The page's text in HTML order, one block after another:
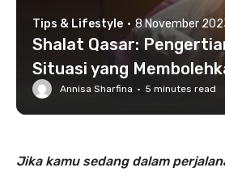
Tips & Lifestyle · 8 November
Shalat Qasar:
Situasi yang
Annisa Sharfina · 5 minutes read
Jika kamu sedang dalam